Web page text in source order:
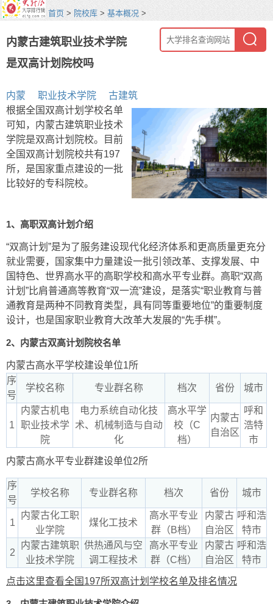
首页 > 院校库 > 基本概况 >
内蒙古建筑职业技术学院
是双高计划院校吗
内蒙 职业技术学院
古建筑
根据全国双高计划学校名单
可知，内蒙古建筑职业技术
学院是双高计划院校。目前
全国双高计划院校共有197
所，是国家重点建设的一批
比较好的专科院校。
1、高职双高计划介绍
“双高计划”是为了服务建设现代化经济体系和更高质量更充分
就业需要，国家集中力量建设一批引领改革、支撑发展、中
国特色、世界高水平的高职学校和高水平专业群。高职“双高
计划”比肩普通高等教育“双一流”建设，是落实“职业教育与普
通教育是两种不同教育类型，具有同等重要地位”的重要制度
设计，也是国家职业教育大改革大发展的“先手棋”。
2、内蒙古双高计划院校名单
内蒙古高水平学校建设单位1所
序
号
学校名称 专业群名称 档次 省份 城市
1
内蒙古机电
职业技术学
院
电力系统自动化技
术、机械制造与自动
化
高水平学
校（C
档）
内蒙古
自治区
呼和
浩特
市
内蒙古高水平专业群建设单位2所
序
号
学校名称 专业群名称 档次 省份 城市
1
内蒙古化工职
业学院
煤化工技术
高水平专业
群（B档）
内蒙古
自治区
呼和浩
特市
2
内蒙古建筑职
业技术学院
供热通风与空
调工程技术
高水平专业
群（C档）
内蒙古
自治区
呼和浩
特市
点击这里查看全国197所双高计划学校名单及排名情况